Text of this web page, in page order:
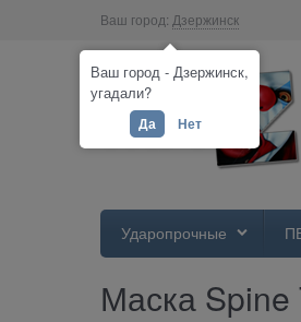
Ваш город: Дзержинск
Ударопрочные
Маска Spine
Ваш город - Дзержинск,
угадали?
Да Нет